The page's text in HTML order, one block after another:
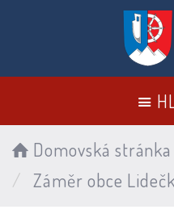
Domovská stránka
Záměr obce Lidečko pronajmout